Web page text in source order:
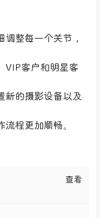
整每一个关节，
VIP客户和明星客
新的摄影设备以及
程更加顺畅。
查看